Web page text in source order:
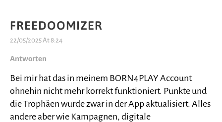
FREEDOOMIZER
22/05/2025 At 8:24
Antworten
Bei mir hat das in meinem BORN4PLAY Account
ohnehin nicht mehr korrekt funktioniert. Punkte und
die Trophäen wurde zwar in der App aktualisiert. Alles
andere aber wie Kampagnen, digitale